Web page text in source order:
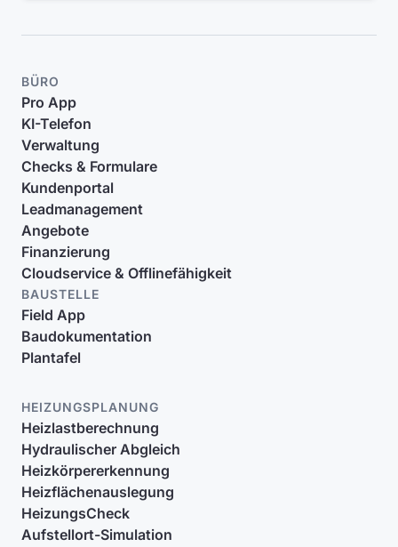
BÜRO
Pro App
KI-Telefon
Verwaltung
Checks & Formulare
Kundenportal
Leadmanagement
Angebote
Finanzierung
Cloudservice & Offlinefähigkeit
BAUSTELLE
Field App
Baudokumentation
Plantafel
HEIZUNGSPLANUNG
Heizlastberechnung
Hydraulischer Abgleich
Heizkörpererkennung
Heizflächenauslegung
HeizungsCheck
Aufstellort-Simulation